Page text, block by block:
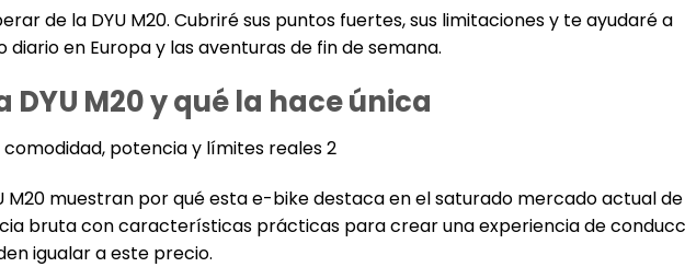
de la DYU M20. Cubriré sus puntos fuertes, sus limitaciones y te ayudaré a
en Europa y las aventuras de fin de semana.
M20 y qué la hace única
M20 muestran por qué esta e-bike destaca en el saturado mercado actual
bruta con características prácticas para crear una experiencia de
igualar a este precio.